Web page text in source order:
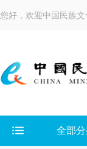
您好，欢迎中国民族文
全部